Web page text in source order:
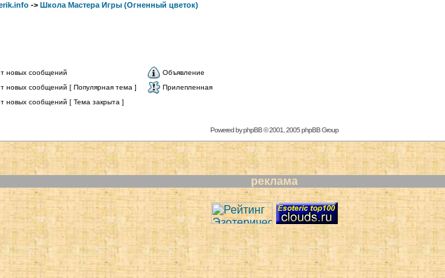
-> Школа Мастера Игры (Огненный цветок)
новых сообщений
Объявление
новых сообщений [ Популярная тема ]
Прилепленная
новых сообщений [ Тема закрыта ]
Powered byphpBB© 2001, 2005 phpBB Group
реклама